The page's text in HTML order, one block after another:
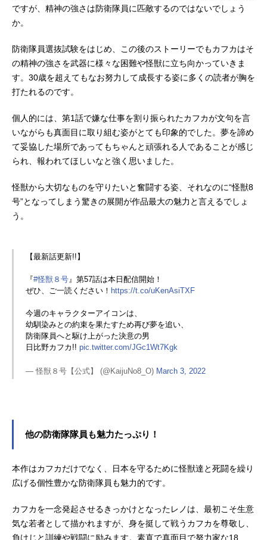
ですが、精神の強さは防衛隊員に匹敵するのではないでしょう
か。
防衛隊員選抜試験をはじめ、この後のストーリーでもカフカはそ
の精神の強さを武器に様々な困難や怪獣に立ち向かっていきま
す。30歳を超えてもなお努力して成長する姿に多くの読者が胸を
打たれるのです。
個人的には、第1話で嫌な仕事を割り振られたカフカが文句を言
いながらも真面目に取り組む姿がとても印象的でした。夢を諦め
て妥協した場所であってもちゃんと頑張れる人であることが感じ
られ、報われてほしいなと強く思いました。
怪獣から大切なものを守りたいと奮闘する姿、それなのに“怪獣8
号”となってしまう驚きの展開が作品最大の魅力と言えるでしょ
う。
【最新話更新!!】
『#怪獣８号』第57話は本日配信開始！
ぜひ、ご一読ください！ https://t.co/uKenAsiTXF
今週のキャラクターアイコンは、
幼馴染みとの約束を果たすため再び夢を追い、
防衛隊員へと駆け上がった決意の男
日比野カフカ!! pic.twitter.com/JGc1Wt7Kgk
— 怪獣８号【公式】 (@KaijuNo8_O) March 3, 2022
他の防衛隊隊員も魅力たっぷり！
本作はカフカだけでなく、日本を守るために怪獣達と死闘を繰り
広げる個性豊かな防衛隊員も魅力的です。
カフカを一念発起させるきっかけとなったレノは、最初こそ生意
気な若者として描かれますが、身を挺して戦うカフカを尊敬し、
負けじと訓練や戦闘に励みます。素直で真面目で努力家な18